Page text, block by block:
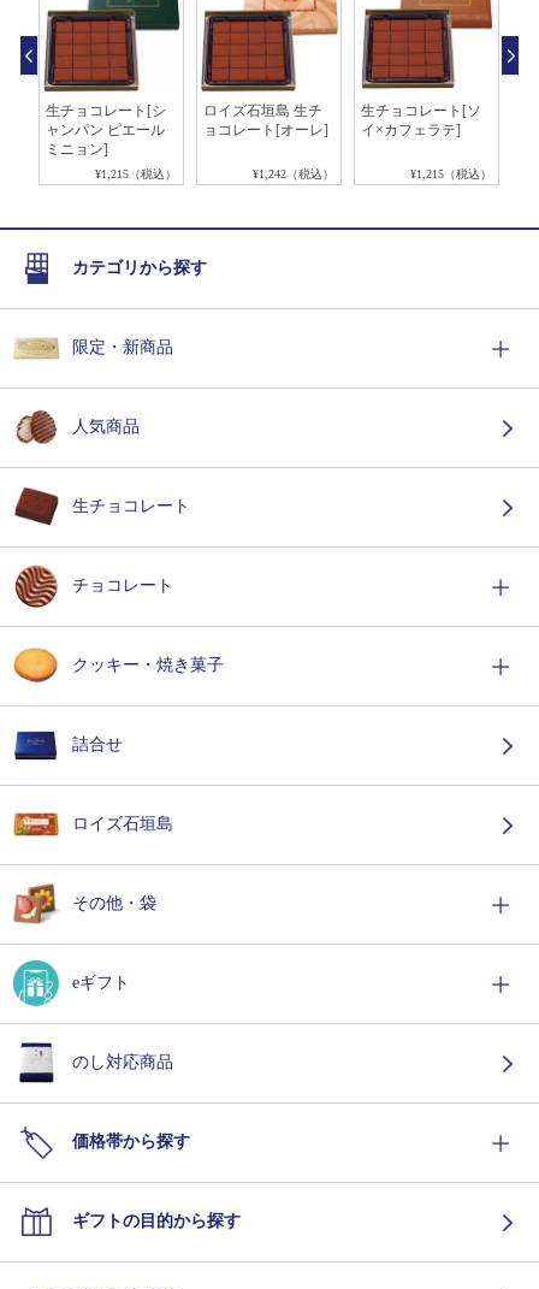
生チョコレート[シ
ャンパン ピエール
ミニョン]
¥1,215（税込）
ロイズ石垣島 生チ
ョコレート[オーレ]
¥1,242（税込）
生チョコレート[ソ
イ×カフェラテ]
¥1,215（税込）
カテゴリから探す
限定・新商品
人気商品
生チョコレート
チョコレート
クッキー・焼き菓子
詰合せ
ロイズ石垣島
その他・袋
eギフト
のし対応商品
価格帯から探す
ギフトの目的から探す